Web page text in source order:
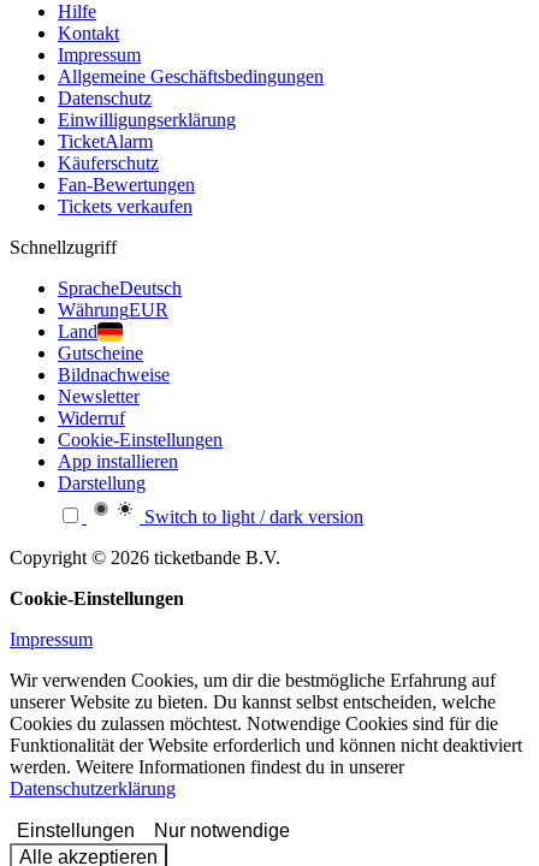
Hilfe
Kontakt
Impressum
Allgemeine Geschäftsbedingungen
Datenschutz
Einwilligungserklärung
TicketAlarm
Käuferschutz
Fan-Bewertungen
Tickets verkaufen
Schnellzugriff
SpracheDeutsch
WährungEUR
Land
Gutscheine
Bildnachweise
Newsletter
Widerruf
Cookie-Einstellungen
App installieren
Darstellung
Switch to light / dark version
Copyright © 2026 ticketbande B.V.
Cookie-Einstellungen
Impressum
Wir verwenden Cookies, um dir die bestmögliche Erfahrung auf
unserer Website zu bieten. Du kannst selbst entscheiden, welche
Cookies du zulassen möchtest. Notwendige Cookies sind für die
Funktionalität der Website erforderlich und können nicht deaktiviert
werden. Weitere Informationen findest du in unserer
Datenschutzerklärung
Einstellungen
Nur notwendige
Alle akzeptieren